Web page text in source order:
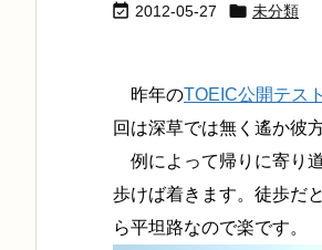
 2012-05-27  未分類
昨年のTOEIC公開テス
回は深草では無く遙か彼
例によって帰りに寄り
歩けば着きます。徒歩だ
ら平坦路なので楽です。